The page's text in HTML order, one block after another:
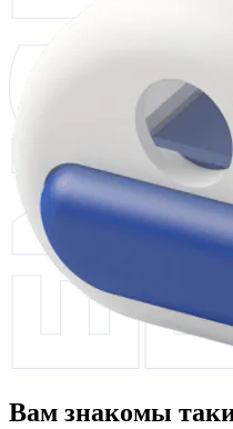
Вам знакомы